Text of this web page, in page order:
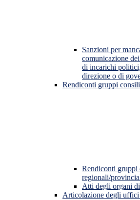
Sanzioni per
comunicazione
di incarichi
direzione o di
Rendiconti gruppi
Rendiconti gruppi
regionali/
Atti degli organi
Articolazione degli uffici